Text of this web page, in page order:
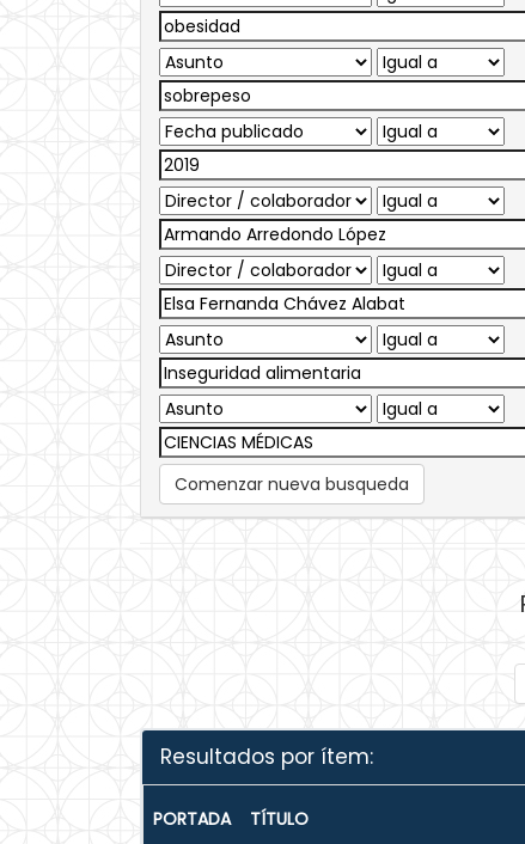
Comenzar nueva busqueda
Resultados por ítem:
PORTADA TÍTULO